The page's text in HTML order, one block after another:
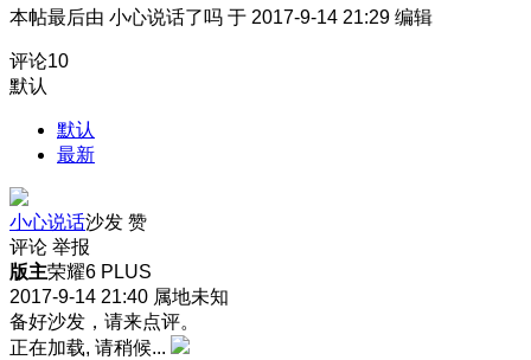
本帖最后由 小心说话了吗 于 2017-9-14 21:29 编辑
评论10
默认
默认
最新
小心说话沙发 赞
评论 举报
版主荣耀6 PLUS
2017-9-14 21:40 属地未知
备好沙发，请来点评。
正在加载, 请稍候...